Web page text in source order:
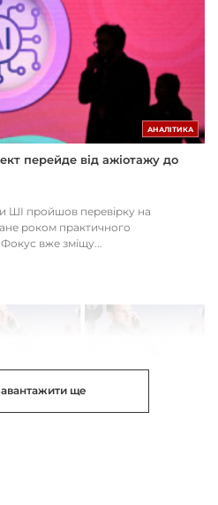
АНАЛІТИКА
перейде від ажіотажу до
ШІ пройшов перевірку на
роком практичного
вже зміщу...
ще